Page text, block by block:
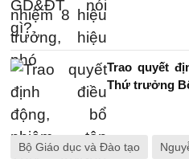
Trao quyết
Thứ trưởng
Bộ Giáo dục và Đào tạo